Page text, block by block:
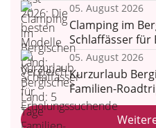
05. August 2026
Clamping im
Schlaffässer für
05. August 2026
Kurzurlaub
Familien-